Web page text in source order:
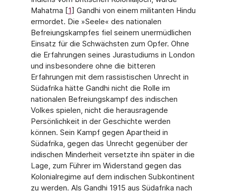
Mahatma [1] Gandhi von einem militanten Hindu
ermordet. Die »Seele« des nationalen
Befreiungskampfes fiel seinem unermüdlichen
Einsatz für die Schwächsten zum Opfer. Ohne
die Erfahrungen seines Jurastudiums in London
und insbesondere ohne die bitteren
Erfahrungen mit dem rassistischen Unrecht in
Südafrika hätte Gandhi nicht die Rolle im
nationalen Befreiungskampf des indischen
Volkes spielen, nicht die herausragende
Persönlichkeit in der Geschichte werden
können. Sein Kampf gegen Apartheid in
Südafrika, gegen das Unrecht gegenüber der
indischen Minderheit versetzte ihn später in die
Lage, zum Führer im Widerstand gegen das
Kolonialregime auf dem indischen Subkontinent
zu werden. Als Gandhi 1915 aus Südafrika nach